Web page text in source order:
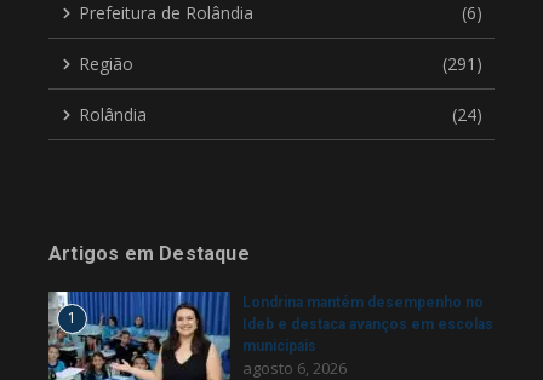
Prefeitura de Rolândia (6)
Região (291)
Rolândia (24)
Artigos em Destaque
1
Londrina mantém desempenho no
Ideb e destaca avanços em escolas
municipais
agosto 6, 2026